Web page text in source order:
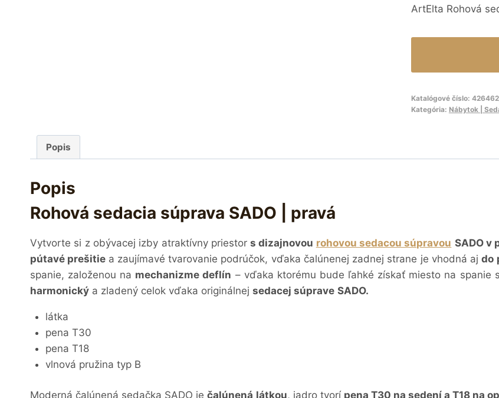
ArtElta Rohová
Katalógové číslo:
Kategória: Nábytok |
Popis
Popis
Rohová sedacia súprava SADO | pravá
Vytvorte si z obývacej izby atraktívny priestors dizajnovou rohovou sedacou súpravou SADOv
pútavé prešitie a zaujímavé tvarovanie podrúčok, vďaka čalúnenej zadnej strane je vhodná ajdo
spanie, založenou na mechanizme deflín – vďaka ktorému bude ľahké získať miesto na spanie
harmonický a zladený celok vďaka originálnej sedacej súprave SADO.
látka
pena T30
pena T18
vlnová pružina typ B
Moderná čalúnená sedačka SADO je čalúnená látkou, jadro tvorí pena T30 na sedení a T18 na